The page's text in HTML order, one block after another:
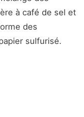
à café de sel et
des
sulfurisé.